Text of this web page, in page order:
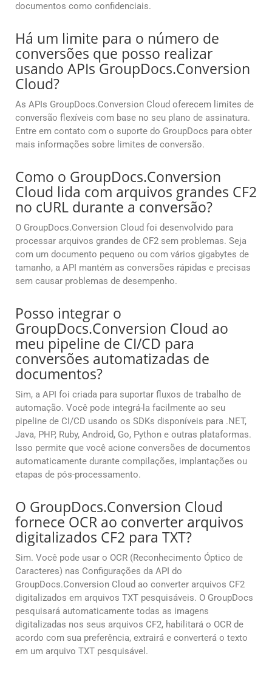
documentos como confidenciais.
Há um limite para o número de
conversões que posso realizar
usando APIs GroupDocs.Conversion
Cloud?
As APIs GroupDocs.Conversion Cloud oferecem limites de
conversão flexíveis com base no seu plano de assinatura.
Entre em contato com o suporte do GroupDocs para obter
mais informações sobre limites de conversão.
Como o GroupDocs.Conversion
Cloud lida com arquivos grandes CF2
no cURL durante a conversão?
O GroupDocs.Conversion Cloud foi desenvolvido para
processar arquivos grandes de CF2 sem problemas. Seja
com um documento pequeno ou com vários gigabytes de
tamanho, a API mantém as conversões rápidas e precisas
sem causar problemas de desempenho.
Posso integrar o
GroupDocs.Conversion Cloud ao
meu pipeline de CI/CD para
conversões automatizadas de
documentos?
Sim, a API foi criada para suportar fluxos de trabalho de
automação. Você pode integrá-la facilmente ao seu
pipeline de CI/CD usando os SDKs disponíveis para .NET,
Java, PHP, Ruby, Android, Go, Python e outras plataformas.
Isso permite que você acione conversões de documentos
automaticamente durante compilações, implantações ou
etapas de pós-processamento.
O GroupDocs.Conversion Cloud
fornece OCR ao converter arquivos
digitalizados CF2 para TXT?
Sim. Você pode usar o OCR (Reconhecimento Óptico de
Caracteres) nas Configurações da API do
GroupDocs.Conversion Cloud ao converter arquivos CF2
digitalizados em arquivos TXT pesquisáveis. O GroupDocs
pesquisará automaticamente todas as imagens
digitalizadas nos seus arquivos CF2, habilitará o OCR de
acordo com sua preferência, extrairá e converterá o texto
em um arquivo TXT pesquisável.